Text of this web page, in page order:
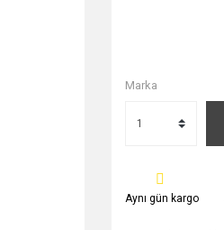
Marka
Aynı gün kargo